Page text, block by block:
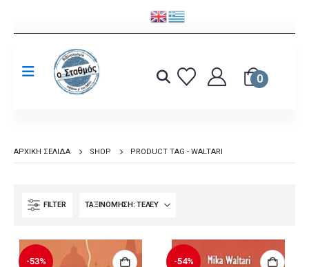
0
ΑΡΧΙΚΉ ΣΕΛΊΔΑ SHOP PRODUCT TAG - WALTARI
FILTER
-53% -54%